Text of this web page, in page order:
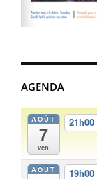
AGENDA
AOÛT
7
ven
21h00
AOÛT 19h00